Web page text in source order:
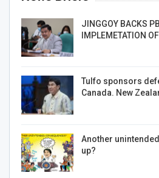
JINGGOY BACKS
IMPLEMETATION
Tulfo sponsors
Canada. New
Another
up?